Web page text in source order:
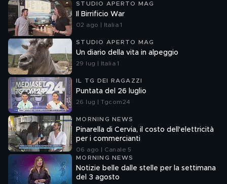
STUDIO APERTO MAG
Il Birrificio War
02 ago | Italia 1
STUDIO APERTO MAG
Un diario della vita in alpeggio
29 lug | Italia 1
IL TG DEI RAGAZZI
Puntata del 26 luglio
26 lug | Tgcom24
MORNING NEWS
Pinarella di Cervia, il costo dell'elettricità
per i commercianti
06 ago | Canale 5
MORNING NEWS
Notizie belle dalle stelle per la settimana
del 3 agosto